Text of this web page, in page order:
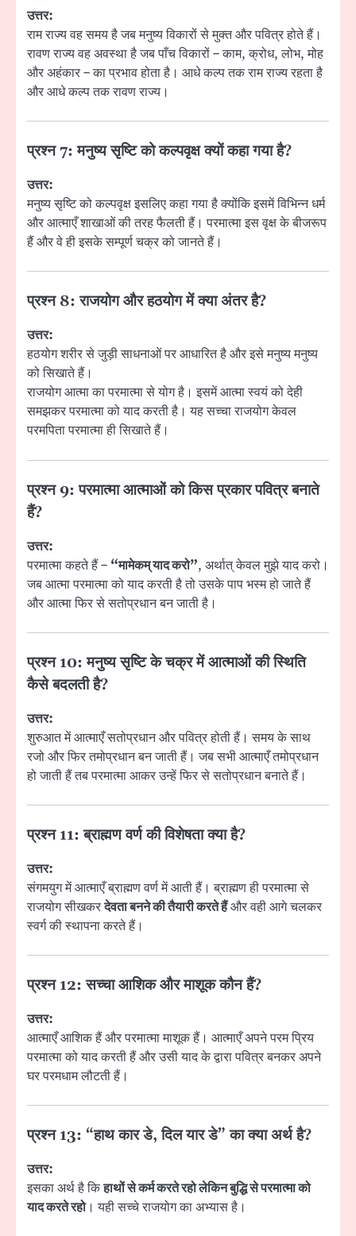
उत्तर:
राम राज्य वह समय है जब मनुष्य विकारों से मुक्त और पवित्र होते हैं।
रावण राज्य वह अवस्था है जब पाँच विकारों – काम, क्रोध, लोभ, मोह
और अहंकार – का प्रभाव होता है। आधे कल्प तक राम राज्य रहता है
और आधे कल्प तक रावण राज्य।
प्रश्न 7: मनुष्य सृष्टि को कल्पवृक्ष क्यों कहा गया है?
उत्तर:
मनुष्य सृष्टि को कल्पवृक्ष इसलिए कहा गया है क्योंकि इसमें विभिन्न धर्म
और आत्माएँ शाखाओं की तरह फैलती हैं। परमात्मा इस वृक्ष के बीजरूप
हैं और वे ही इसके सम्पूर्ण चक्र को जानते हैं।
प्रश्न 8: राजयोग और हठयोग में क्या अंतर है?
उत्तर:
हठयोग शरीर से जुड़ी साधनाओं पर आधारित है और इसे मनुष्य मनुष्य
को सिखाते हैं।
राजयोग आत्मा का परमात्मा से योग है। इसमें आत्मा स्वयं को देही
समझकर परमात्मा को याद करती है। यह सच्चा राजयोग केवल
परमपिता परमात्मा ही सिखाते हैं।
प्रश्न 9: परमात्मा आत्माओं को किस प्रकार पवित्र बनाते
हैं?
उत्तर:
परमात्मा कहते हैं – “मामेकम् याद करो”, अर्थात् केवल मुझे याद करो।
जब आत्मा परमात्मा को याद करती है तो उसके पाप भस्म हो जाते हैं
और आत्मा फिर से सतोप्रधान बन जाती है।
प्रश्न 10: मनुष्य सृष्टि के चक्र में आत्माओं की स्थिति
कैसे बदलती है?
उत्तर:
शुरुआत में आत्माएँ सतोप्रधान और पवित्र होती हैं। समय के साथ
रजो और फिर तमोप्रधान बन जाती हैं। जब सभी आत्माएँ तमोप्रधान
हो जाती हैं तब परमात्मा आकर उन्हें फिर से सतोप्रधान बनाते हैं।
प्रश्न 11: ब्राह्मण वर्ण की विशेषता क्या है?
उत्तर:
संगमयुग में आत्माएँ ब्राह्मण वर्ण में आती हैं। ब्राह्मण ही परमात्मा से
राजयोग सीखकरदेवता बनने की तैयारी करते हैंऔर वही आगे चलकर
स्वर्ग की स्थापना करते हैं।
प्रश्न 12: सच्चा आशिक और माशूक कौन हैं?
उत्तर:
आत्माएँ आशिक हैं और परमात्मा माशूक हैं। आत्माएँ अपने परम प्रिय
परमात्मा को याद करती हैं और उसी याद के द्वारा पवित्र बनकर अपने
घर परमधाम लौटती हैं।
प्रश्न 13: “हाथ कार डे, दिल यार डे” का क्या अर्थ है?
उत्तर:
इसका अर्थ है किहाथों से कर्म करते रहो लेकिन बुद्धि से परमात्मा को
याद करते रहो। यही सच्चे राजयोग का अभ्यास है।